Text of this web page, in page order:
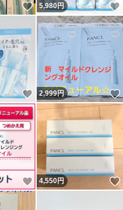
いいね！
5,980円
いいね！
2,999円
いいね！
4,550円